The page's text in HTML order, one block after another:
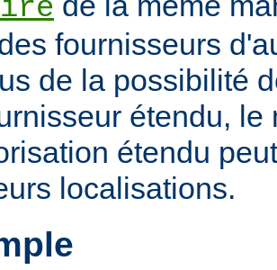
fournisseurs
de la possibilité
étendu, le
étendu
localisations.